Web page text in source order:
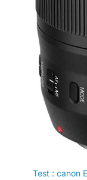
Test : canon